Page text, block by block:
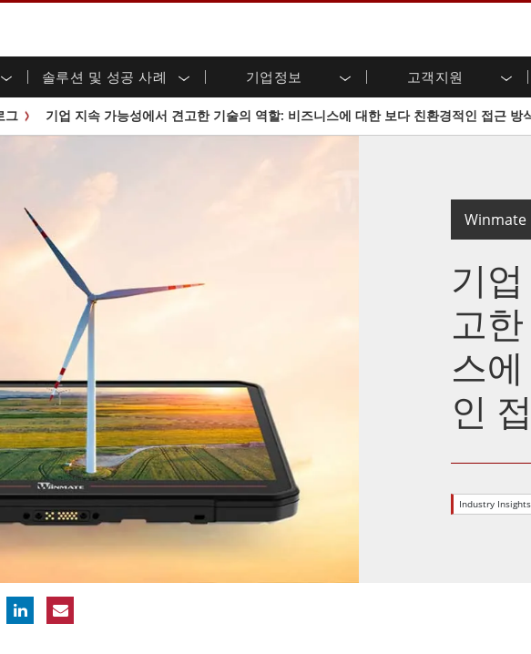
솔루션 및 성공 사례 기업정보 고객지원
티 산업용 디스플레이
멀티터치(P-CAP)
섀시
스테인리스 시리
즈
실외 디스플레이
산업용 패널 PC 및
HMI(P-CAP 터치)
스테인리스 시리즈
G-WIN 시리즈 / IP67 설계
엣지 AI 패널 PC
터
컴퓨터
릿
IoT 게이트웨이
라디오 게이트웨이
헬스케어 등급
의료용 러기드 태블릿
헬스케어 디스플레이
러 석유 및 가스, ATEX 등급
ATEX 등급 러기드 태블릿
ATEX 등급 내구성형 핸드헬드
ATEX 등급 패널 PC
엣지 AI 패널 PC
러 솔루션 AI 준비 에너지, 화학, ATEX
교통 식품 및 위생 산업
IIoT 및 엣지 컴퓨팅
투자자 관계 시민권
다운로드 센터 고객 서비스 센터
파일 공유
뉴스레터 제품 변경 알림
유튜브 채널 VR 엑스포
블로그
그 기업 지속 가능성에서 견고한 기술의 역할: 비즈니스에 대한 보다 친환경적인 접근 방
Winmate
기
고
스
인
Industry Insights